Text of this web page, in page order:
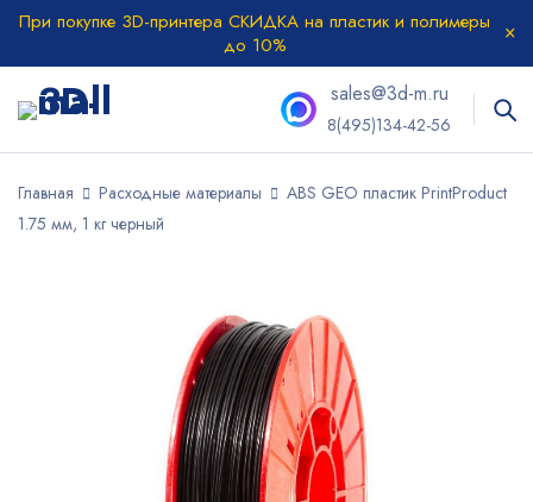
При покупке 3D-принтера СКИДКА на пластик и полимеры
до 10%
sales@3d-m.ru
8(495)134-42-56
Главная Расходные материалы
ABS GEO пластик PrintProduct
1.75 мм, 1 кг черный